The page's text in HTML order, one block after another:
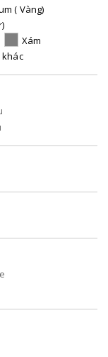
( Vàng)
Xám
khác